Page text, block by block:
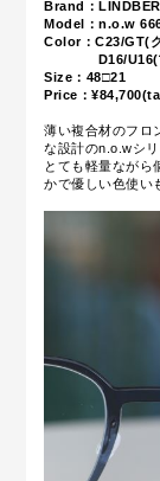
Brand：
Model：n.o.w
Color：C23/GT(
D16/U16(ブ
Size：48□21
Price：
薄い複合材のフロ
な設計のn.o.wシリ
とても軽量ながら
かで優しい色使い